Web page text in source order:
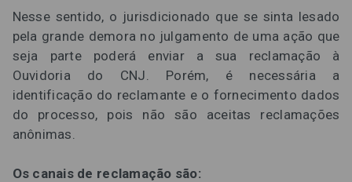
Nesse sentido, o jurisdicionado que se sinta lesado
pela grande demora no julgamento de uma ação que
seja parte poderá enviar a sua reclamação à
Ouvidoria do CNJ. Porém, é necessária a
identificação do reclamante e o fornecimento dados
do processo, pois não são aceitas reclamações
anônimas.
Os canais de reclamação são: